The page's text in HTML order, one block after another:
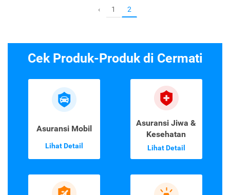
‹ 1 2
Cek Produk-Produk di Cermati
Asuransi Mobil
Lihat Detail
Asuransi Jiwa &
Kesehatan
Lihat Detail